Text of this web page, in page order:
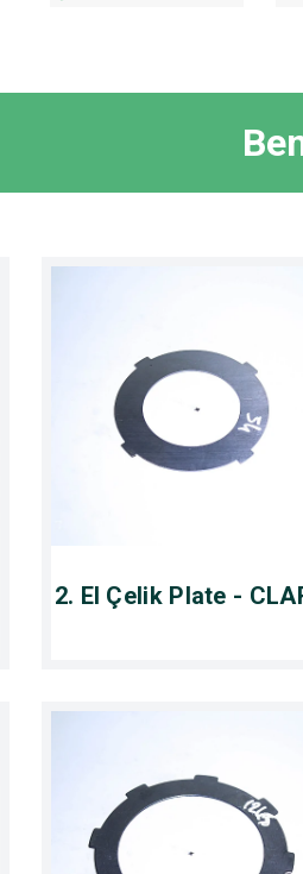
2. El Çelik Plate -